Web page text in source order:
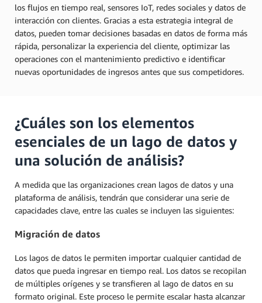
los flujos en tiempo real, sensores IoT, redes sociales y datos de
interacción con clientes. Gracias a esta estrategia integral de
datos, pueden tomar decisiones basadas en datos de forma más
rápida, personalizar la experiencia del cliente, optimizar las
operaciones con el mantenimiento predictivo e identificar
nuevas oportunidades de ingresos antes que sus competidores.
¿Cuáles son los elementos
esenciales de un lago de datos y
una solución de análisis?
A medida que las organizaciones crean lagos de datos y una
plataforma de análisis, tendrán que considerar una serie de
capacidades clave, entre las cuales se incluyen las siguientes:
Migración de datos
Los lagos de datos le permiten importar cualquier cantidad de
datos que pueda ingresar en tiempo real. Los datos se recopilan
de múltiples orígenes y se transfieren al lago de datos en su
formato original. Este proceso le permite escalar hasta alcanzar